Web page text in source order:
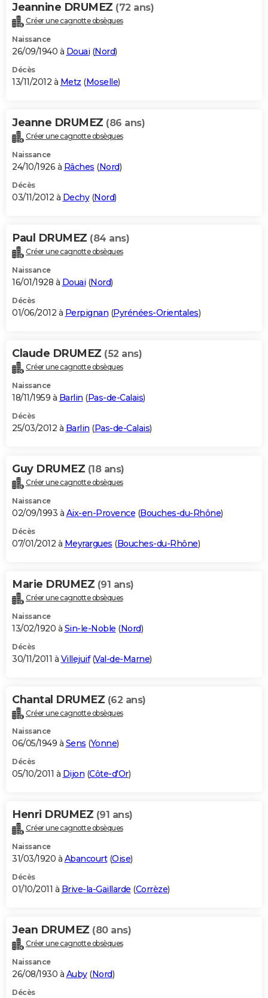
Jeannine DRUMEZ (72 ans)
Créer une cagnotte obsèques
Naissance
26/09/1940 à Douai (Nord)
Décès
13/11/2012 à Metz (Moselle)
Jeanne DRUMEZ (86 ans)
Créer une cagnotte obsèques
Naissance
24/10/1926 à Râches (Nord)
Décès
03/11/2012 à Dechy(Nord)
Paul DRUMEZ (84 ans)
Créer une cagnotte obsèques
Naissance
16/01/1928 à Douai (Nord)
Décès
01/06/2012 à Perpignan (Pyrénées-Orientales)
Claude DRUMEZ (52 ans)
Créer une cagnotte obsèques
Naissance
18/11/1959 à Barlin (Pas-de-Calais)
Décès
25/03/2012 à Barlin (Pas-de-Calais)
Guy DRUMEZ (18 ans)
Créer une cagnotte obsèques
Naissance
02/09/1993 à Aix-en-Provence (Bouches-du-Rhône)
Décès
07/01/2012 à Meyrargues (Bouches-du-Rhône)
Marie DRUMEZ (91 ans)
Créer une cagnotte obsèques
Naissance
13/02/1920 à Sin-le-Noble (Nord)
Décès
30/11/2011 à Villejuif(Val-de-Marne)
Chantal DRUMEZ (62 ans)
Créer une cagnotte obsèques
Naissance
06/05/1949 à Sens (Yonne)
Décès
05/10/2011 à Dijon (Côte-d'Or)
Henri DRUMEZ (91 ans)
Créer une cagnotte obsèques
Naissance
31/03/1920 à Abancourt(Oise)
Décès
01/10/2011 à Brive-la-Gaillarde (Corrèze)
Jean DRUMEZ (80 ans)
Créer une cagnotte obsèques
Naissance
26/08/1930 à Auby(Nord)
Décès